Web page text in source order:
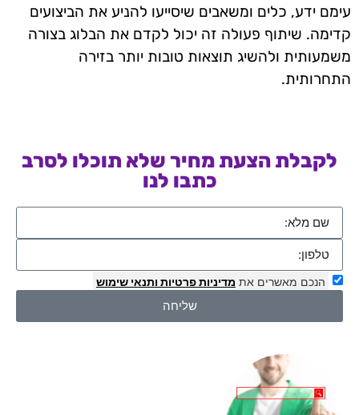
עימם ידע, כלים ומשאבים שיסייעו להניע את הביצועים
קדימה. שיתוף פעולה זה יכול לקדם את הבלוג בצורה
משמעותית ולהשיג תוצאות טובות יותר בזירה
התחרותית.
לקבלת הצעת מחיר שלא תוכלו לסרב
כתבו לנו
הנכם מאשרים את מדיניות פרטיות ותנאי שימוש
שליחה